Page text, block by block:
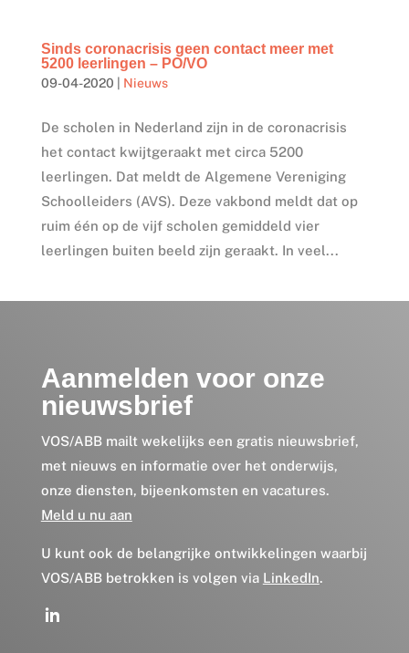
Sinds coronacrisis geen contact meer met
5200 leerlingen – PO/VO
09-04-2020 Nieuws
De scholen in Nederland zijn in de coronacrisis
het contact kwijtgeraakt met circa 5200
leerlingen. Dat meldt de Algemene Vereniging
Schoolleiders (AVS). Deze vakbond meldt dat op
ruim één op de vijf scholen gemiddeld vier
leerlingen buiten beeld zijn geraakt. In veel...
Aanmelden voor onze
nieuwsbrief
VOS/ABB mailt wekelijks een gratis nieuwsbrief,
met nieuws en informatie over het onderwijs,
onze diensten, bijeenkomsten en vacatures.
Meld u nu aan
U kunt ook de belangrijke ontwikkelingen waarbij
VOS/ABB betrokken is volgen via LinkedIn.